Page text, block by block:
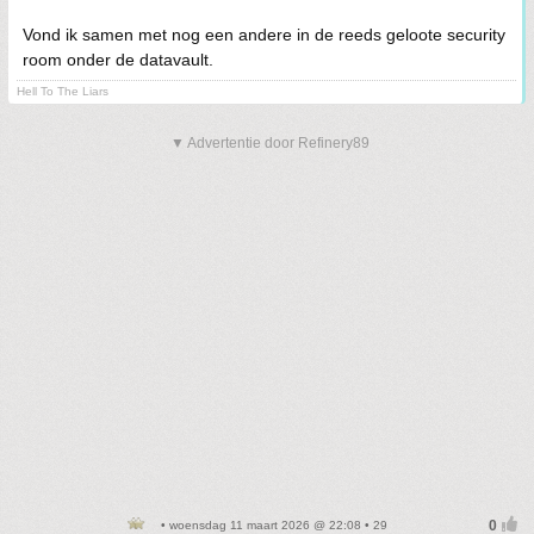
Vond ik samen met nog een andere in de reeds geloote security
room onder de datavault.
Hell To The Liars
▼ Advertentie door Refinery89
• woensdag 11 maart 2026 @ 22:08 • 29